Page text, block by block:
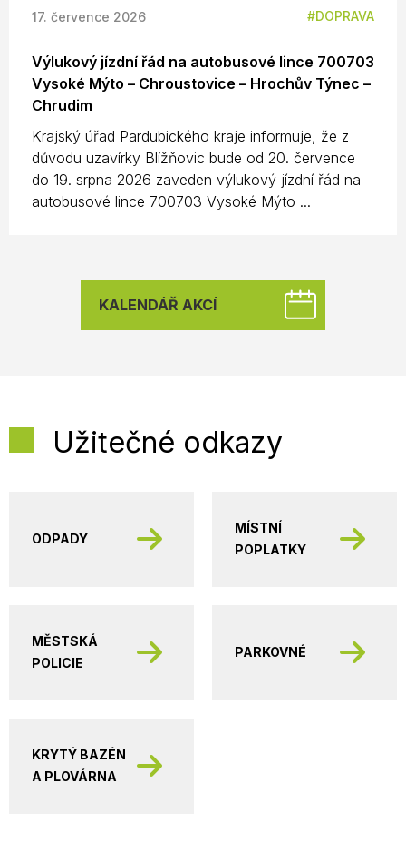
17. července 2026 DOPRAVA
Výlukový jízdní řád na autobusové lince 700703
Vysoké Mýto – Chroustovice – Hrochův Týnec –
Chrudim
Krajský úřad Pardubického kraje informuje, že z
důvodu uzavírky Blížňovic bude od 20. července
do 19. srpna 2026 zaveden výlukový jízdní řád na
autobusové lince 700703 Vysoké Mýto ...
KALENDÁŘ AKCÍ
Užitečné odkazy
ODPADY
MÍSTNÍ
POPLATKY
MĚSTSKÁ
POLICIE
PARKOVNÉ
KRYTÝ BAZÉN
A PLOVÁRNA